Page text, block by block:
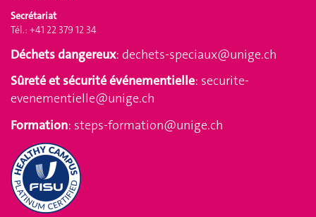
Secrétariat
Tél.: +41 22 379 12 34
Déchets dangereux: dechets-speciaux@unige.ch
Sûreté et sécurité événementielle: securite-
evenementielle@unige.ch
Formation: steps-formation@unige.ch